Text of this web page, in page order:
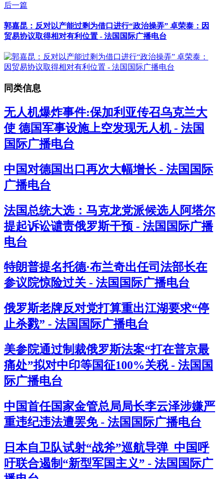
后一篇
郭嘉昆：反对以产能过剩为借口进行“政治操弄” 卓荣泰：因
贸易协议取得相对有利位置 - 法国国际广播电台
同类信息
无人机爆炸事件:保加利亚传召乌克兰大
使 德国军事设施上空发现无人机 - 法国
国际广播电台
中国对德国出口再次大幅增长 - 法国国际
广播电台
法国总统大选：马克龙党派候选人阿塔尔
提起诉讼谴责俄罗斯干预 - 法国国际广播
电台
特朗普提名托德·布兰奇出任司法部长在
参议院惊险过关 - 法国国际广播电台
俄罗斯老牌反对党打算重出江湖要求“停
止杀戮” - 法国国际广播电台
美参院通过制裁俄罗斯法案“打在普京最
痛处”拟对中印等国征100%关税 - 法国国
际广播电台
中国首任国家金管总局局长李云泽涉嫌严
重违纪违法遭罢免 - 法国国际广播电台
日本自卫队试射“战斧”巡航导弹 中国呼
吁联合遏制“新型军国主义” - 法国国际广